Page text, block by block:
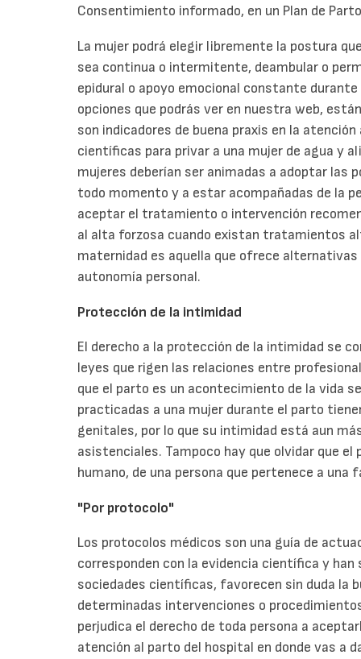
Consentimiento informado, en un Plan de
La mujer podrá elegir libremente la postura
sea continua o intermitente, deambular o
epidural o apoyo emocional constante
opciones que podrás ver en nuestra web,
son indicadores de buena praxis en la
científicas para privar a una mujer de agua y
mujeres deberían ser animadas a adoptar las
todo momento y a estar acompañadas de la
aceptar el tratamiento o intervención
al alta forzosa cuando existan tratamientos
maternidad es aquella que ofrece
autonomía personal.
Protección de la intimidad
El derecho a la protección de la intimidad se
leyes que rigen las relaciones entre
que el parto es un acontecimiento de la vida
practicadas a una mujer durante el parto
genitales, por lo que su intimidad está aun
asistenciales. Tampoco hay que olvidar que
humano, de una persona que pertenece a una
"Por protocolo"
Los protocolos médicos son una guía de
corresponden con la evidencia científica y
sociedades científicas, favorecen sin duda la
determinadas intervenciones o
perjudica el derecho de toda persona a
atención al parto del hospital en donde vas a